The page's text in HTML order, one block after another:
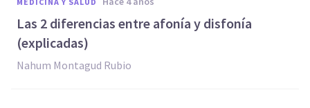
Las 2 diferencias entre afonía y disfonía
(explicadas)
Nahum Montagud Rubio